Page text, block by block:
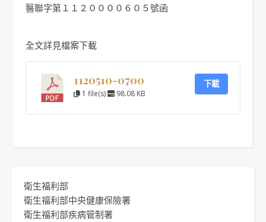
醫聯字第１１２００００６０５號函
全文詳見檔案下載
1120510-0700
1 file(s) 98.08 KB
下載
衛生福利部
衛生福利部中央健康保險署
衛生福利部疾病管制署